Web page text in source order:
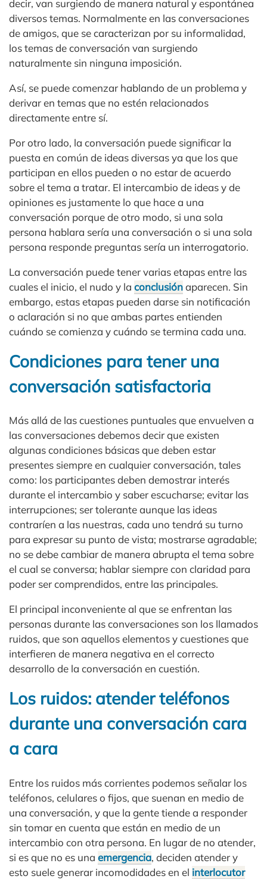
decir, van surgiendo de manera natural y espontánea
diversos temas. Normalmente en las conversaciones
de amigos, que se caracterizan por su informalidad,
los temas de conversación van surgiendo
naturalmente sin ninguna imposición.
Así, se puede comenzar hablando de un problema y
derivar en temas que no estén relacionados
directamente entre sí.
Por otro lado, la conversación puede significar la
puesta en común de ideas diversas ya que los que
participan en ellos pueden o no estar de acuerdo
sobre el tema a tratar. El intercambio de ideas y de
opiniones es justamente lo que hace a una
conversación porque de otro modo, si una sola
persona hablara sería una conversación o si una sola
persona responde preguntas sería un interrogatorio.
La conversación puede tener varias etapas entre las
cuales el inicio, el nudo y la conclusiónaparecen. Sin
embargo, estas etapas pueden darse sin notificación
o aclaración si no que ambas partes entienden
cuándo se comienza y cuándo se termina cada una.
Condiciones para tener una
conversación satisfactoria
Más allá de las cuestiones puntuales que envuelven a
las conversaciones debemos decir que existen
algunas condiciones básicas que deben estar
presentes siempre en cualquier conversación, tales
como: los participantes deben demostrar interés
durante el intercambio y saber escucharse; evitar las
interrupciones; ser tolerante aunque las ideas
contraríen a las nuestras, cada uno tendrá su turno
para expresar su punto de vista; mostrarse agradable;
no se debe cambiar de manera abrupta el tema sobre
el cual se conversa; hablar siempre con claridad para
poder ser comprendidos, entre las principales.
El principal inconveniente al que se enfrentan las
personas durante las conversaciones son los llamados
ruidos, que son aquellos elementos y cuestiones que
interfieren de manera negativa en el correcto
desarrollo de la conversación en cuestión.
Los ruidos: atender teléfonos
durante una conversación cara
a cara
Entre los ruidos más corrientes podemos señalar los
teléfonos, celulares o fijos, que suenan en medio de
una conversación, y que la gente tiende a responder
sin tomar en cuenta que están en medio de un
intercambio con otra persona. En lugar de no atender,
si es que no es una emergencia, deciden atender y
esto suele generar incomodidades en el interlocutor